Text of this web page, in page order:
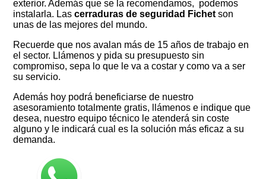
exterior. Además que se la recomendamos, podemos
instalarla. Lascerraduras de seguridad Fichet son
unas de las mejores del mundo.
Recuerde que nos avalan más de 15 años de trabajo en
el sector. Llámenos y pida su presupuesto sin
compromiso, sepa lo que le va a costar y como va a ser
su servicio.
Además hoy podrá beneficiarse de nuestro
asesoramiento totalmente gratis, llámenos e indique que
desea, nuestro equipo técnico le atenderá sin coste
alguno y le indicará cual es la solución más eficaz a su
demanda.